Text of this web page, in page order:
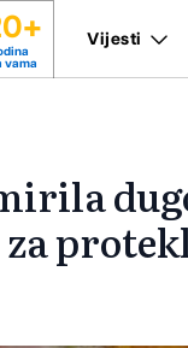
vama
Vijesti